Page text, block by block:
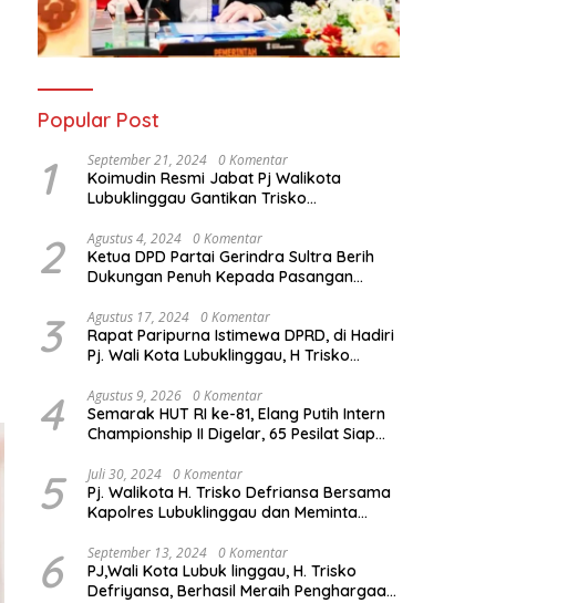
Popular Post
1 September 21, 2024 0 Komentar
Koimudin Resmi Jabat Pj Walikota
Lubuklinggau Gantikan Trisko
2 Agustus 4, 2024 0 Komentar
Ketua DPD Partai Gerindra Sultra Berih
Dukungan Penuh Kepada Pasangan
Konawe (HADIR) di Pilkada Konawe 2024
3 Agustus 17, 2024 0 Komentar
Rapat Paripurna Istimewa DPRD, di Hadiri
Pj. Wali Kota Lubuklinggau, H Trisko
Mendengarkan Pidato Kenegaraan
Presiden RI Dalam Rangka HUT ke-79
4 Agustus 9, 2026 0 Komentar
Semarak HUT RI ke-81, Elang Putih Intern
Championship II Digelar, 65 Pesilat Siap
5 Juli 30, 2024 0 Komentar
Pj. Walikota H. Trisko Defriansa Bersama
Kapolres Lubuklinggau dan Meminta
Hajatan Politik
6 September 13, 2024 0 Komentar
PJ,Wali Kota Lubuk linggau, H. Trisko
Defriyansa, Berhasil Meraih Penghargaan